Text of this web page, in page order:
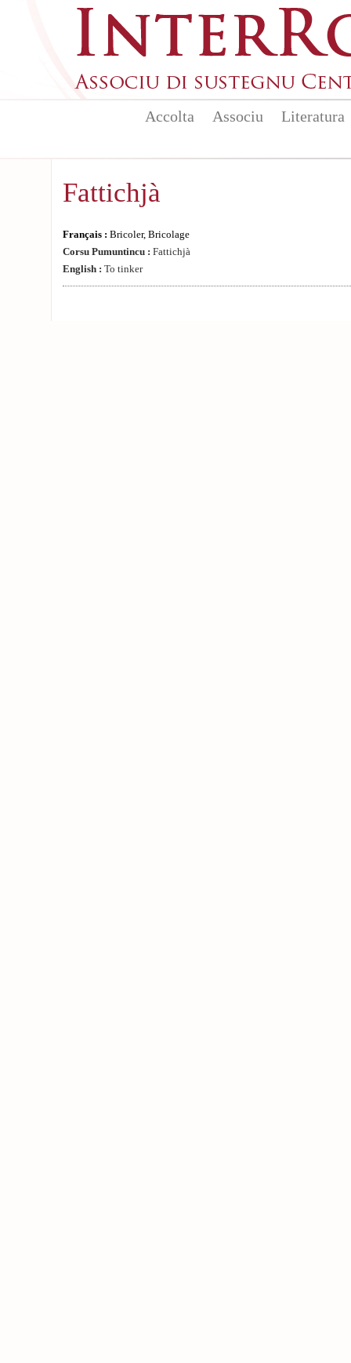
Accolta Associu Literatura
Fattichjà
Français : Bricoler, Bricolage
Corsu Pumuntincu : Fattichjà
English : To tinker